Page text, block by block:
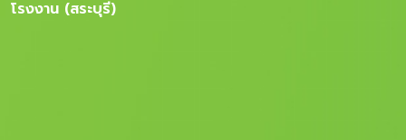
โรงงาน (สระบุรี)